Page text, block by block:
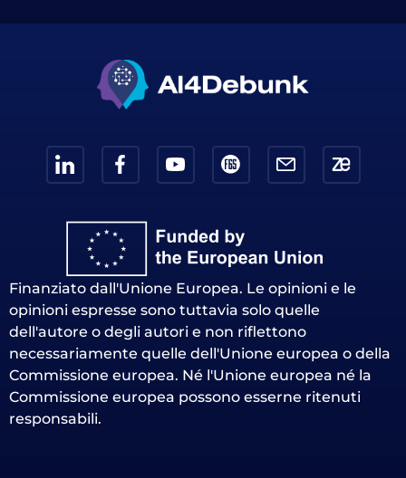
Finanziato dall'Unione Europea. Le opinioni e le
opinioni espresse sono tuttavia solo quelle
dell'autore o degli autori e non riflettono
necessariamente quelle dell'Unione europea o della
Commissione europea. Né l'Unione europea né la
Commissione europea possono esserne ritenuti
responsabili.